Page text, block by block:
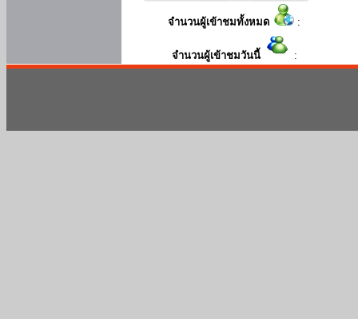
จำนวนผู้เข้าชมทั้งหมด :
จำนวนผู้เข้าชมวันนี้ :